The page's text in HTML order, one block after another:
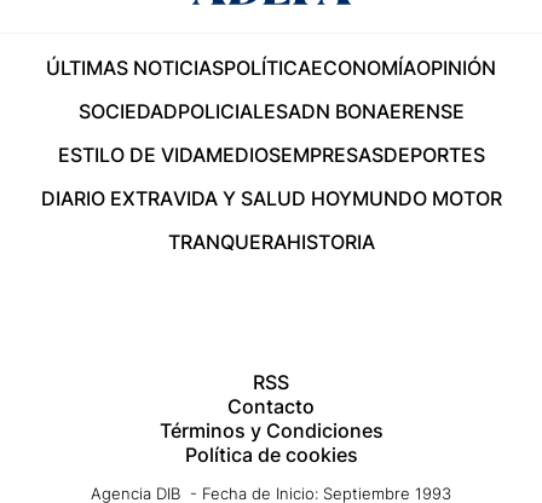
ÚLTIMAS NOTICIASPOLÍTICAECONOMÍAOPINIÓN
SOCIEDADPOLICIALESADN BONAERENSE
ESTILO DE VIDAMEDIOSEMPRESASDEPORTES
DIARIO EXTRAVIDA Y SALUD HOYMUNDO MOTOR
TRANQUERAHISTORIA
RSS
Contacto
Términos y Condiciones
Política de cookies
Agencia DIB - Fecha de Inicio: Septiembre 1993